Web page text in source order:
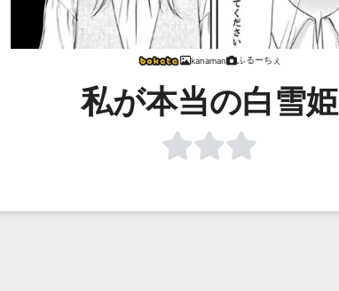
kanaman ふるーちぇ
私が本当の白雪姫